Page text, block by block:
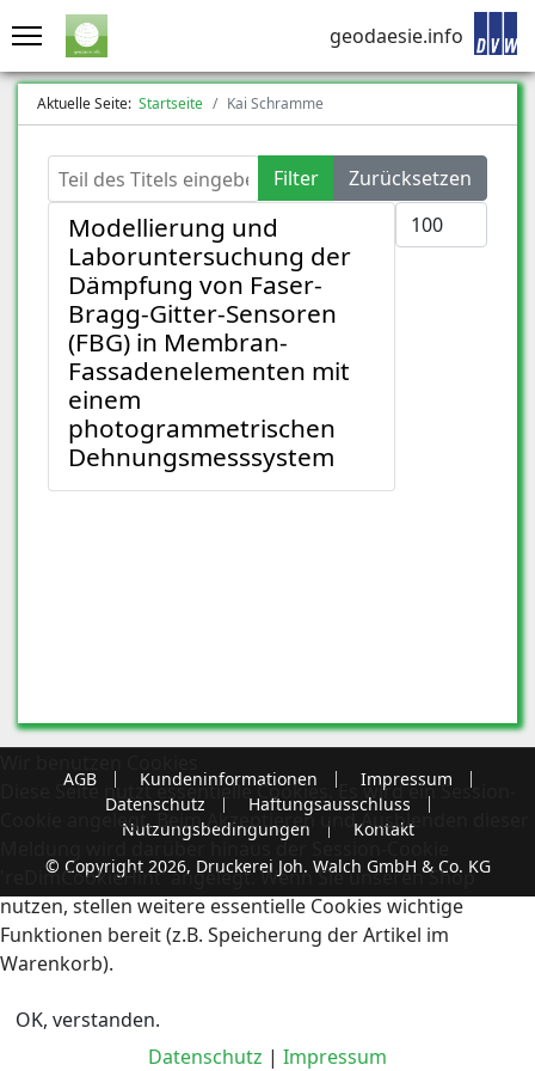
geodaesie.info
Aktuelle Seite: Startseite Kai Schramme
Teil des Titels eingeben Filter
Zurücksetzen
Anzeige #
Modellierung und
Laboruntersuchung der
Dämpfung von Faser-
Bragg-Gitter-Sensoren
(FBG) in Membran-
Fassadenelementen mit
einem
photogrammetrischen
Dehnungsmesssystem
AGB Kundeninformationen
Impressum
Datenschutz
Haftungsausschluss
Nutzungsbedingungen
Kontakt
© Copyright 2026, Druckerei Joh. Walch GmbH & Co. KG
Diese Seite nutzt essentielle Cookies. Es wird ein Session-
Cookie angelegt. Beim Akzeptieren und Ausblenden dieser
Meldung wird darüber hinaus der Session-Cookie
'reDimCookieHint' angelegt. Wenn Sie unseren Shop
nutzen, stellen weitere essentielle Cookies wichtige
Funktionen bereit (z.B. Speicherung der Artikel im
Warenkorb).
OK, verstanden.
Datenschutz | Impressum